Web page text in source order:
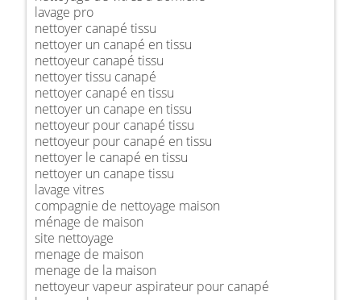
lavage pro
nettoyer canapé tissu
nettoyer un canapé en tissu
nettoyeur canapé tissu
nettoyer tissu canapé
nettoyer canapé en tissu
nettoyer un canape en tissu
nettoyeur pour canapé tissu
nettoyeur pour canapé en tissu
nettoyer le canapé en tissu
nettoyer un canape tissu
lavage vitres
compagnie de nettoyage maison
ménage de maison
site nettoyage
menage de maison
menage de la maison
nettoyeur vapeur aspirateur pour canapé